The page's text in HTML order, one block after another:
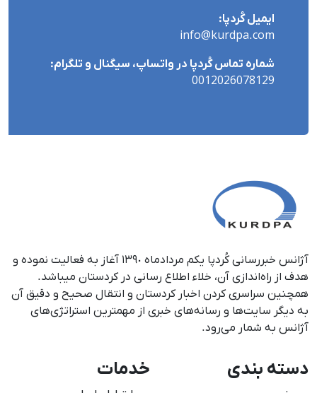
ایمیل کُردپا:
info@kurdpa.com
شماره تماس کُردپا در واتساپ، سیگنال و تلگرام:
0012026078129
آژانس خبررسانی کُردپا یکم مردادماه ١٣٩٠ آغاز به فعالیت نموده و
هدف از راه‌اندازی آن، خلاء اطلاع رسانی در کردستان می‎باشد.
همچنین سراسری کردن اخبار کردستان و انتقال صحیح و دقیق آن
به دیگر سایت‌ها و رسانه‌های خبری از مهمترین استراتژی‌های
آژانس به شمار می‌رود.
دسته بندی خدمات